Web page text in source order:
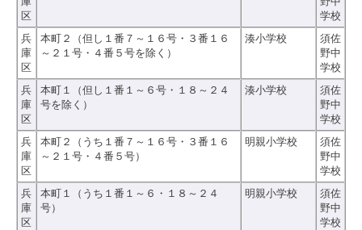
区
学校
兵
庫
区
本町２（但し１番７～１６号・３番１６
～２１号・４番５号を除く）
湊小学校
須佐
野中
学校
兵
庫
区
本町１（但し１番１～６号・１８～２４
号を除く）
湊小学校
須佐
野中
学校
兵
庫
区
本町２（うち１番７～１６号・３番１６
～２１号・４番５号）
明親小学校
須佐
野中
学校
兵
庫
区
本町１（うち１番１～６・１８～２４
号）
明親小学校
須佐
野中
学校